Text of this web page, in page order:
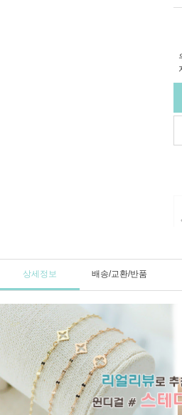
상세정보 배송/교환/반품